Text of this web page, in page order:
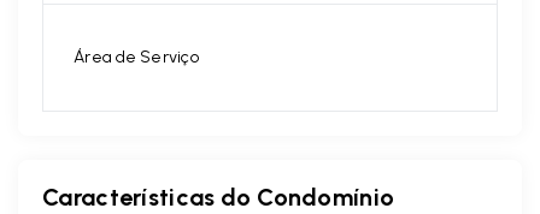
Área de Serviço
Características do Condomínio